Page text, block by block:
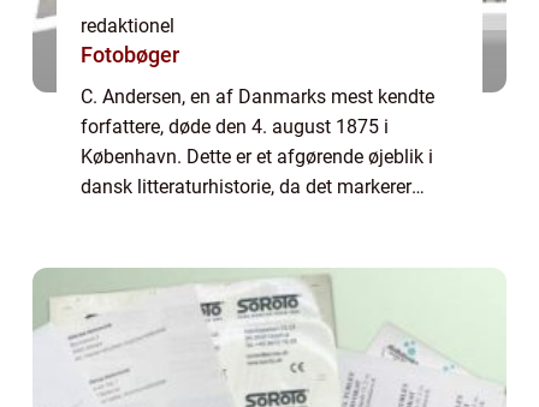
redaktionel
Fotobøger
C. Andersen, en af Danmarks mest kendte
forfattere, døde den 4. august 1875 i
København. Dette er et afgørende øjeblik i
dansk litteraturhistorie, da det markerer